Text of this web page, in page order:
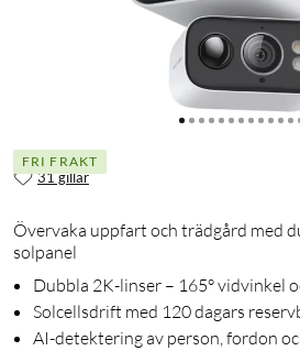
FRI FRAKT
31 gillar
Övervaka uppfart och trädgård med
solpanel
Dubbla 2K-linser – 165° vidvinkel
Solcellsdrift med 120 dagars
AI-detektering av person, fordon